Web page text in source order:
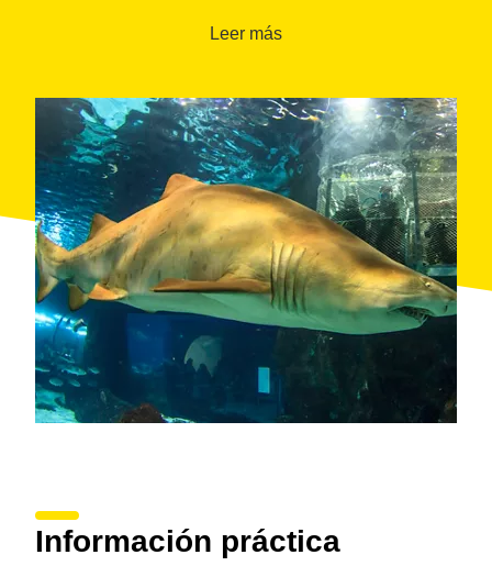
disponer del fondo fósil y documental, microscopios y
metros que fue capturado en laplaya del Miraclede
Tarragonael verano de 2007.
Leer más
Información práctica